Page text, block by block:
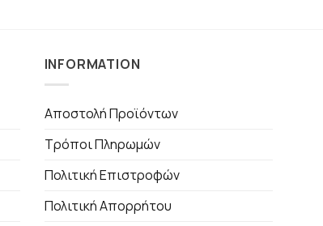
INFORMATION
Αποστολή Προϊόντων
Τρόποι Πληρωμών
Πολιτική Επιστροφών
Πολιτική Απορρήτου